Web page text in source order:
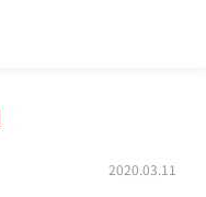
2020.03.11